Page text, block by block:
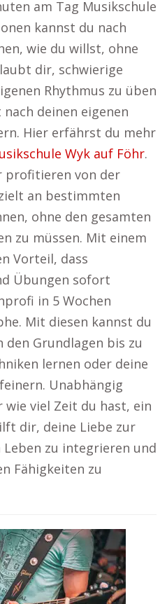
am Tag Musikschule
kannst du nach
wie du willst, ohne
dir, schwierige
Rhythmus zu üben
deinen eigenen
Hier erfährst du mehr
Wyk auf Föhr.
profitieren von der
an bestimmten
ohne den gesamten
zu müssen. Mit einem
Vorteil, dass
Übungen sofort
in 5 Wochen
Mit diesen kannst du
Grundlagen bis zu
lernen oder deine
Unabhängig
viel Zeit du hast, ein
dir, deine Liebe zur
zu integrieren und
Fähigkeiten zu